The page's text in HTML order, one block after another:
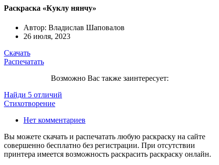
Раскраска «Куклу нянчу»
Автор: Владислав Шаповалов
26 июля, 2023
Скачать
Распечатать
Возможно Вас также заинтересует:
Найди 5 отличий
Стихотворение
Нет комментариев
Вы можете скачать и распечатать любую раскраску на сайте
совершенно бесплатно без регистрации. При отсутствии
принтера имеется возможность раскрасить раскраску онлайн.